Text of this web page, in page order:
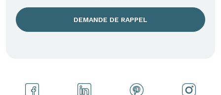
DEMANDE DE RAPPEL